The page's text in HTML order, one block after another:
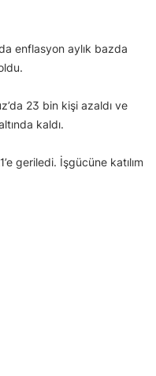
enflasyon aylık bazda
23 bin kişi azaldı ve
kaldı.
geriledi. İşgücüne katılım